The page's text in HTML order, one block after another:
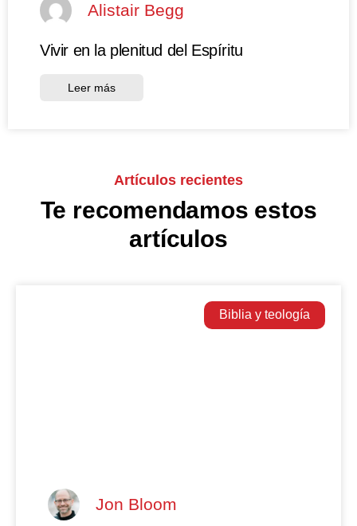
Alistair Begg
Vivir en la plenitud del Espíritu
Leer más
Artículos recientes
Te recomendamos estos
artículos
Biblia y teología
Jon Bloom